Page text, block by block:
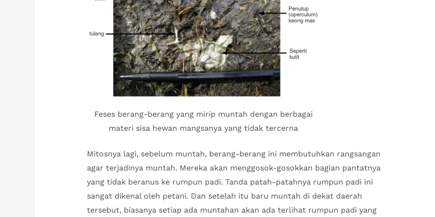
Feses berang-berang yang mirip muntah dengan berbagai
materi sisa hewan mangsanya yang tidak tercerna
Mitosnya lagi, sebelum muntah, berang-berang ini membutuhkan rangsangan
agar terjadinya muntah. Mereka akan menggosok-gosokkan bagian pantatnya
yang tidak beranus ke rumpun padi. Tanda patah-patahnya rumpun padi ini
sangat dikenal oleh petani. Dan setelah itu baru muntah di dekat daerah
tersebut, biasanya setiap ada muntahan akan ada terlihat rumpun padi yang